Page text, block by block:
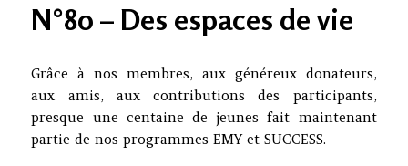
N°80 – Des espaces de vie
Grâce à nos membres, aux généreux donateurs,
aux amis, aux contributions des participants,
presque une centaine de jeunes fait maintenant
partie de nos programmes EMY et SUCCESS.